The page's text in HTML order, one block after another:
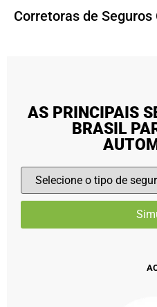
Corretoras de
AS PRINCIPAIS
BRASIL